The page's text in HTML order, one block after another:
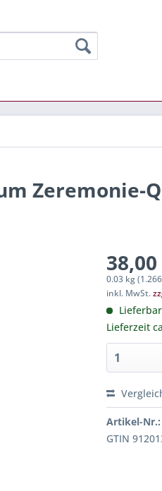
Zeremonie-
0.03 kg
inkl. MwSt.
Lieferzeit
Artikel-Nr.:
GTIN